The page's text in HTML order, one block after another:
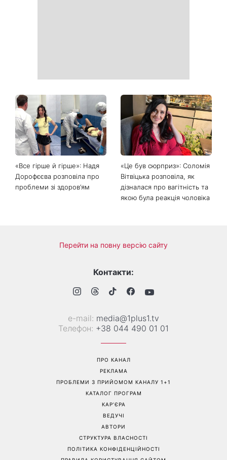
Головний стильний тренд
соцмереж: чому
мініспідниця з паєтками
підкорила Instagram
Не відкладайте до вересня:
що обов'язково потрібно
зробити на ділянці у серпні
2026
«Все гірше й гірше»: Надя
Дорофєєва розповіла про
«Це був сюрприз»: Соломія
Вітвіцька розповіла, як
дізналася про вагітність та
якою була реакція чоловіка